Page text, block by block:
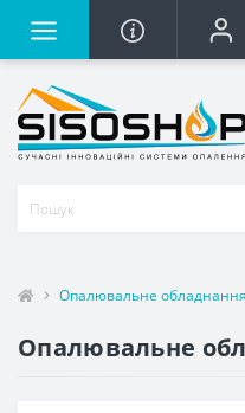
Опалювальне
Опалювальне